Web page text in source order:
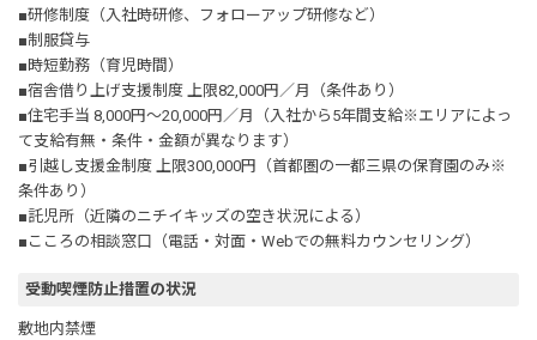
■研修制度（入社時研修、フォローアップ研修など）
■制服貸与
■時短勤務（育児時間）
■宿舎借り上げ支援制度 上限82,000円／月（条件あり）
■住宅手当 8,000円～20,000円／月（入社から5年間支給※エリアによっ
て支給有無・条件・金額が異なります）
■引越し支援金制度 上限300,000円（首都圏の一都三県の保育園のみ※
条件あり）
■託児所（近隣のニチイキッズの空き状況による）
■こころの相談窓口（電話・対面・Webでの無料カウンセリング）
受動喫煙防止措置の状況
敷地内禁煙